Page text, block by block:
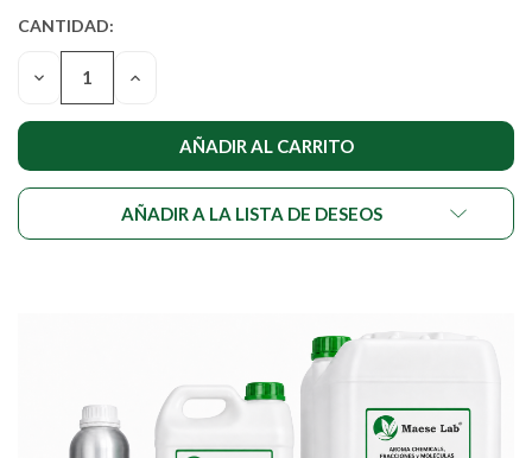
CANTIDAD
ACTUAL DE
EXISTENCIAS:
CANTIDAD:
DISMINUIR
CANTIDAD
DE
AUMENTAR
DE
UNDEFINED
AÑADIR A LA LISTA DE DESEOS